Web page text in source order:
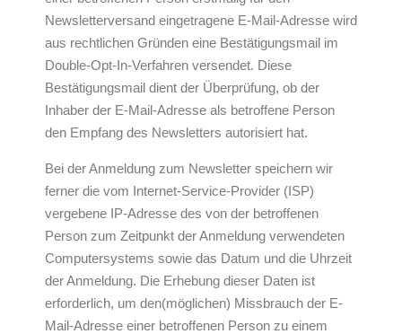
Newsletterversand eingetragene E-Mail-Adresse wird
aus rechtlichen Gründen eine Bestätigungsmail im
Double-Opt-In-Verfahren versendet. Diese
Bestätigungsmail dient der Überprüfung, ob der
Inhaber der E-Mail-Adresse als betroffene Person
den Empfang des Newsletters autorisiert hat.
Bei der Anmeldung zum Newsletter speichern wir
ferner die vom Internet-Service-Provider (ISP)
vergebene IP-Adresse des von der betroffenen
Person zum Zeitpunkt der Anmeldung verwendeten
Computersystems sowie das Datum und die Uhrzeit
der Anmeldung. Die Erhebung dieser Daten ist
erforderlich, um den(möglichen) Missbrauch der E-
Mail-Adresse einer betroffenen Person zu einem